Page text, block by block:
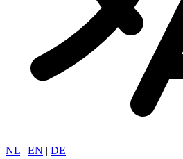
NL | EN | DE